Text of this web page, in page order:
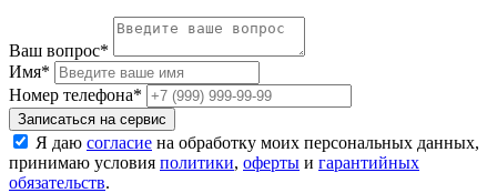
Ваш вопрос*
Имя*
Номер телефона*
Записаться на сервис
Я даю согласие на обработку моих персональных данных,
принимаю условия политики, оферты и гарантийных
обязательств.